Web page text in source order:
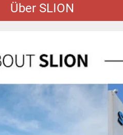
Über SLION